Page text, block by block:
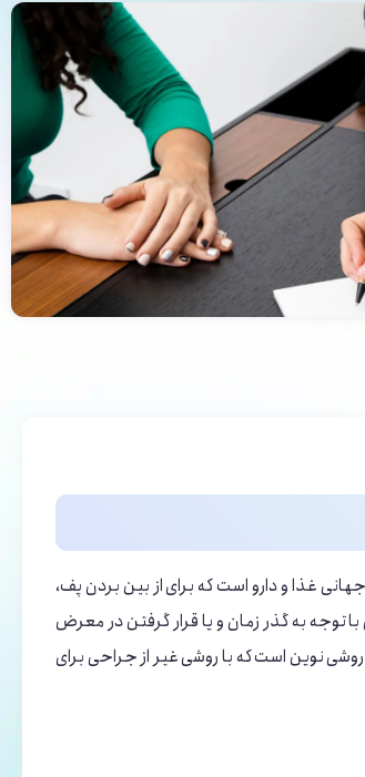
غذا و دارو است که برای از بین بردن پف،
توجه به گذر زمان و یا قرار گرفتن در معرض
نوین است که با روشی غیر از جراحی برای